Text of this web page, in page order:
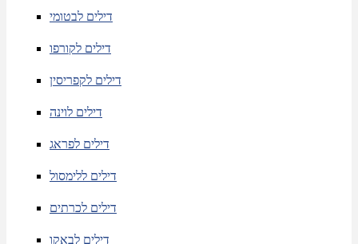
דילים לבטומי
דילים לקורפו
דילים לקפריסין
דילים לוינה
דילים לפראג
דילים ללימסול
דילים לכרתים
דילים לבאקו